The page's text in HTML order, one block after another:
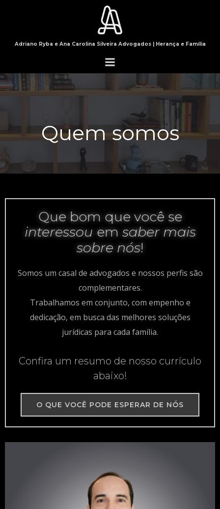
Pular
para
o
conteúdo
Adriano Ryba e Ana Carolina Silveira Advogados | Herança e Família
Quem somos
Que bom que você se
interessou em saber mais
sobre nós!
Somos um casal de advogados e nossos perfis são
complementares.
Trabalhamos em conjunto, com empenho e
dedicação, em busca das melhores soluções
jurídicas para cada família.
Confira um resumo de nosso currículo
abaixo!
O QUE VOCÊ PODE ESPERAR DE NÓS